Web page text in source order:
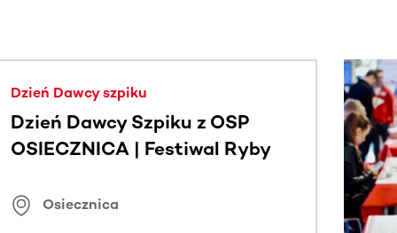
Dzień Dawcy szpiku
Dzień Dawcy Szpiku z OSP
OSIECZNICA | Festiwal Ryby
Osiecznica